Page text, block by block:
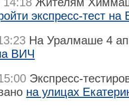
экспресс-тест
На Уралмаше 4
ВИЧ
Экспресс-
на улицах